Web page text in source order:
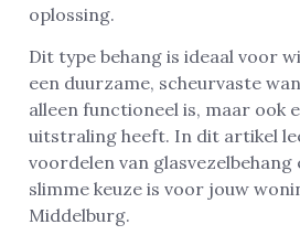
oplossing.
Dit type behang is ideaal voor
een duurzame, scheurvaste
alleen functioneel is, maar ook
uitstraling heeft. In dit artikel
voordelen van
slimme keuze is voor jouw
Middelburg.